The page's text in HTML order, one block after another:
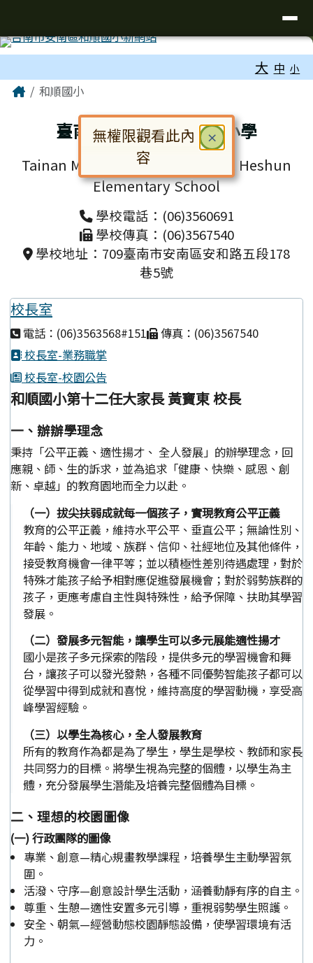
大 中 小
主內容區域
Home和順國小
臺南市安南區和順國民小學
Tainan Municipal Annan District Heshun
Elementary School
學校電話：(06)3560691
學校傳真：(06)3567540
學校地址：709臺南市安南區安和路五段178
巷5號
校長室
電話：(06)3563568#151
傳真：(06)3567540
校長室-業務職掌
校長室-校園公告
和順國小第十二任大家長 黃寶東 校長
一、辦辦學理念
秉持「公平正義、適性揚才、 全人發展」的辦學理念，回
應親、師、生的訴求，並為追求「健康、快樂、感恩、創
新、卓越」的教育園地而全力以赴。
（一）拔尖扶弱成就每一個孩子，實現教育公平正義
教育的公平正義，維持水平公平、垂直公平；無論性別、
年齡、能力、地域、族群、信仰、社經地位及其他條件，
接受教育機會一律平等；並以積極性差別待遇處理，對於
特殊才能孩子給予相對應促進發展機會；對於弱勢族群的
孩子，更應考慮自主性與特殊性，給予保障、扶助其學習
發展。
（二）發展多元智能，讓學生可以多元展能適性揚才
國小是孩子多元探索的階段，提供多元的學習機會和舞
台，讓孩子可以發光發熱，各種不同優勢智能孩子都可以
從學習中得到成就和喜悅，維持高度的學習動機，享受高
峰學習經驗。
（三）以學生為核心，全人發展教育
所有的教育作為都是為了學生，學生是學校、教師和家長
共同努力的目標。將學生視為完整的個體，以學生為主
體，充分發展學生潛能及培養完整個體為目標。
二、理想的校園圖像
(一) 行政團隊的圖像
專業、創意—精心規畫教學課程，培養學生主動學習氛
圍。
活潑、守序—創意設計學生活動，涵養動靜有序的自主。
尊重、生憩—適性安置多元引導，重視弱勢學生照護。
安全、朝氣—經營動態校園靜態設備，使學習環境有活
力。
頁尾區域
× 關閉
無權限觀看此內
容
對話框已開啟。請使用 Tab 鍵在